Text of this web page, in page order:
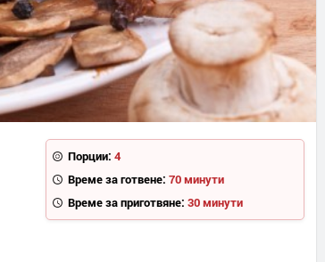
Порции: 4
Време за готвене: 70 минути
Време за приготвяне: 30 минути